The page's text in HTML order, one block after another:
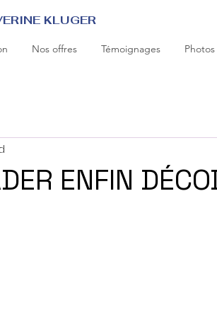
KLUGER
Nos offres Témoignages
ENFIN